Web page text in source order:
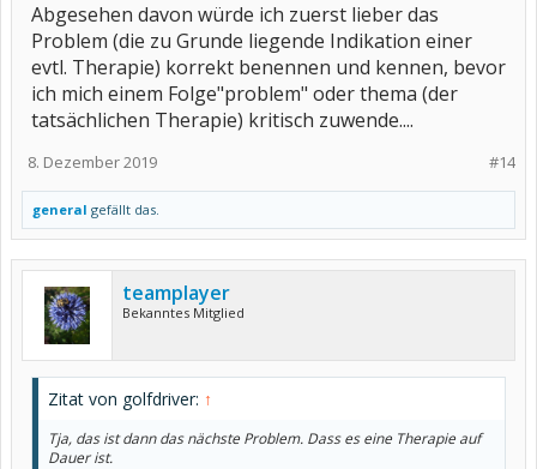
Abgesehen davon würde ich zuerst lieber das
Problem (die zu Grunde liegende Indikation einer
evtl. Therapie) korrekt benennen und kennen, bevor
ich mich einem Folge"problem" oder thema (der
tatsächlichen Therapie) kritisch zuwende....
#14
8. Dezember 2019
general gefällt das.
teamplayer
Bekanntes Mitglied
Zitat von golfdriver: ↑
Tja, das ist dann das nächste Problem. Dass es eine Therapie auf
Dauer ist.